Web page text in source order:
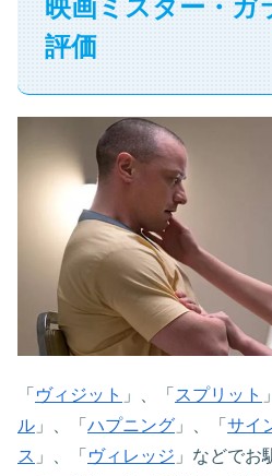
映画ミスター・ガ
評価
「 ヴィジット 」、「 スプリット
ル 」、「 ハプニング 」、「 サイ
ス 」、「 ヴィレッジ 」などでお